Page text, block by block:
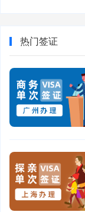
热门签证